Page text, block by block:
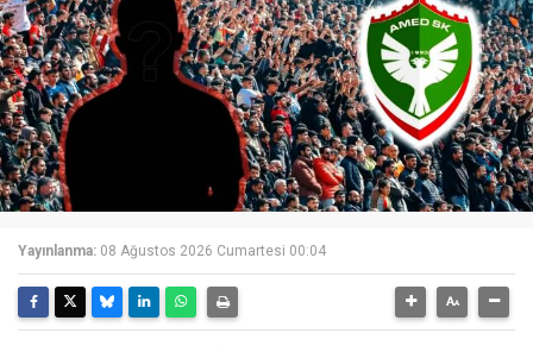
Yayınlanma: 08 Ağustos 2026 Cumartesi 00:04